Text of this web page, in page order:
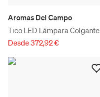
Aromas Del Campo
Tico LED Lámpara Colgante
Desde 372,92 €